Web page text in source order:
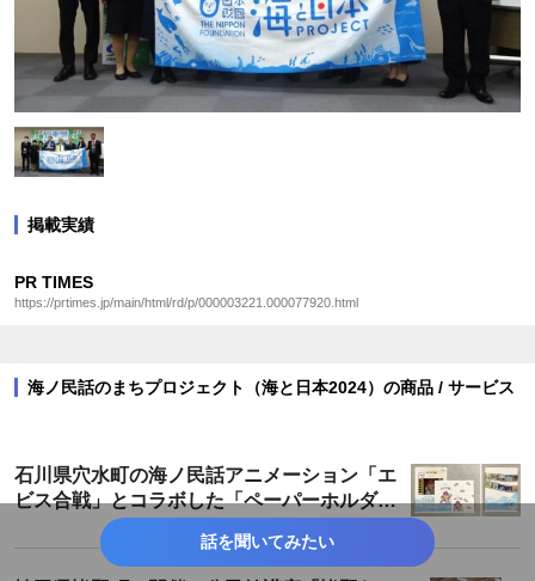
掲載実績
PR TIMES
https://prtimes.jp/main/html/rd/p/000003221.000077920.html
海ノ民話のまちプロジェクト（海と日本2024）の商品 / サービス
石川県穴水町の海ノ民話アニメーション「エ
ビス合戦」とコラボした「ペーパーホルダ
ー」が登場！
話を聞いてみたい